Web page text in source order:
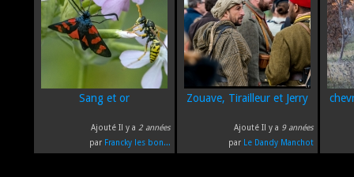
Sang et or
Ajouté Il y a 2 années
par Francky les bon...
Zouave, Tirailleur et Jerry
Ajouté Il y a 9 années
par Le Dandy Manchot